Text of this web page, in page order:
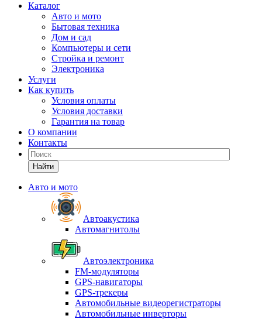
Каталог
Авто и мото
Бытовая техника
Дом и сад
Компьютеры и сети
Стройка и ремонт
Электроника
Услуги
Как купить
Условия оплаты
Условия доставки
Гарантия на товар
О компании
Контакты
Найти
Авто и мото
Автоакустика
Автомагнитолы
Автоэлектроника
FM-модуляторы
GPS-навигаторы
GPS-трекеры
Автомобильные видеорегистраторы
Автомобильные инверторы